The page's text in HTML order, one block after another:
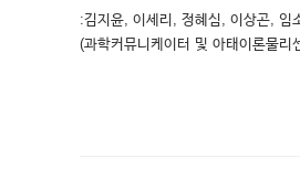
:김지윤, 이세리, 정혜심, 이상곤, 임
(과학커뮤니케이터 및 아태이론물리